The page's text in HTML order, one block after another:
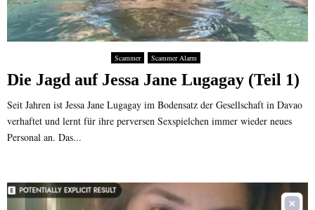
Scammer Scammer Alarm
Die Jagd auf Jessa Jane Lugagay (Teil 1)
Seit Jahren ist Jessa Jane Lugagay im Bodensatz der Gesellschaft in Davao
verhaftet und lernt für ihre perversen Sexspielchen immer wieder neues
Personal an. Das...